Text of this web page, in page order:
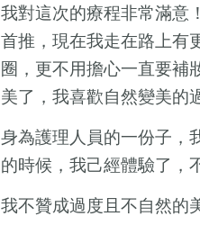
我對這次的療程非常滿意
首推，現在我走在路上有
圈，更不用擔心一直要補
美了，我喜歡自然變美的
身為護理人員的一份子，
的時候，我己經體驗了，
我不贊成過度且不自然的